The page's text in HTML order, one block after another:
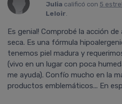
Julia calificó con 5
Leloir.
Es genial! Comprobé la acción
seca. Es una fórmula
tenemos piel madura y
(vivo en un lugar con poca
me ayuda). Confío mucho en la
productos emblemáticos... En